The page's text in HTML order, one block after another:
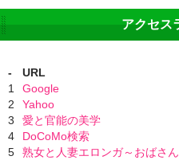
アクセス
-
URL
1
Google
2
Yahoo
3
愛と官能の美学
4
DoCoMo検索
5
熟女と人妻エロンガ～おばさ